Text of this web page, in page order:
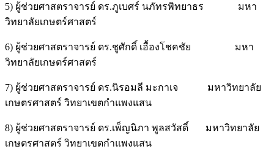
5) ผู้ช่วยศาสตราจารย์ ดร.ภูเบศร์ นภัทรพิทยาธร มหา
วิทยาลัยเกษตร์ศาสตร์
6) ผู้ช่วยศาสตราจารย์ ดร.ชูศักดิ์ เอื้องโชคชัย มหา
วิทยาลัยเกษตร์ศาสตร์
7) ผู้ช่วยศาสตราจารย์ ดร.นิรอมลี มะกาเจ มหาวิทยาลัย
เกษตรศาสตร์ วิทยาเขตกำแพงแสน
8) ผู้ช่วยศาสตราจารย์ ดร.เพ็ญนิภา พูลสวัสดิ์ มหาวิทยาลัย
เกษตรศาสตร์ วิทยาเขตกำแพงแสน